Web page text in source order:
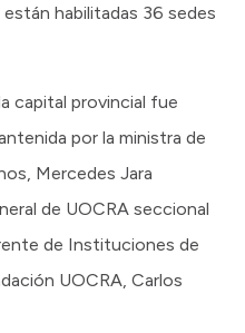
habilitadas 36 sedes
capital provincial fue
por la ministra de
Mercedes Jara
de UOCRA seccional
de Instituciones de
UOCRA, Carlos